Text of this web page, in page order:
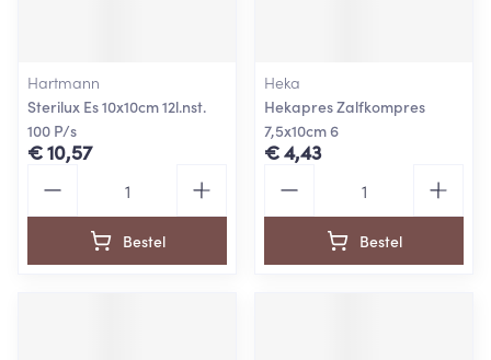
Hartmann
Sterilux Es 10x10cm 12l.nst.
100 P/s
€ 10,57
Bestel
Heka
Hekapres Zalfkompres
7,5x10cm 6
€ 4,43
Bestel